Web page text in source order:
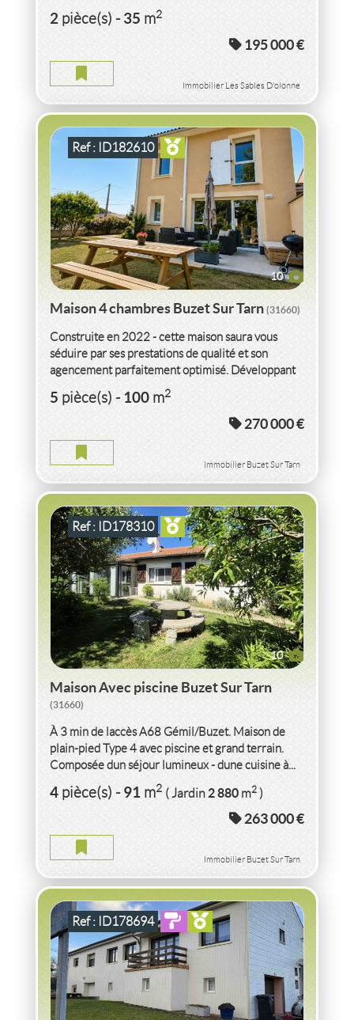
commodités - Venez découvrir cette ravissante
maison...
2pièce(s)-35m2
195 000 €
Immobilier Les Sables D'olonne
10
Ref : ID182610
VENTE MAISON 4 CHAMBRESHAUTE-GARONNE
MAISON 4 CHAMBRES HAUTE-GARONNE
5pièce(s)-100m2
Maison 4 chambres Buzet Sur Tarn(31660)
Construite en 2022 - cette maison saura vous
séduire par ses prestations de qualité et son
agencement parfaitement optimisé. Développant
un espace de vie...
5pièce(s)-100m2
270 000 €
Immobilier Buzet Sur Tarn
10
Ref : ID178310
VENTE MAISON AVEC PISCINEHAUTE-GARONNE
MAISON AVEC PISCINE HAUTE-GARONNE
4pièce(s)-91m2 ( Jardin2 880m2)
Maison Avec piscine Buzet Sur Tarn
(31660)
À 3 min de laccès A68 Gémil/Buzet. Maison de
plain-pied Type 4 avec piscine et grand terrain.
Composée dun séjour lumineux - dune cuisine à...
4pièce(s)-91m2 ( Jardin2 880m2)
263 000 €
Immobilier Buzet Sur Tarn
Ref : ID178694
VENTE MAISON À RAFRAÎCHIRMOSELLE
MAISON MOSELLE
5pièce(s)-82m2 ( Ext.591m2)